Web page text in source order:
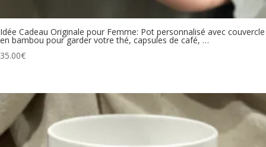
Idée Cadeau Originale pour Femme: Pot personnalisé avec couvercle
en bambou pour garder votre thé, capsules de café, …
35.00€